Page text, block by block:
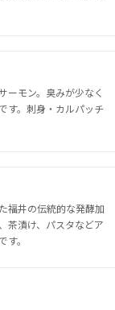
ーモン。臭みが少なく
す。刺身・カルパッチ
福井の伝統的な発酵加
茶漬け、パスタなどア
。